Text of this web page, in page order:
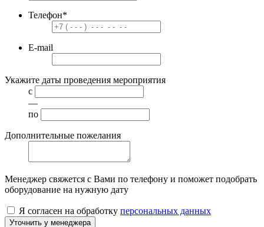
Телефон*
E-mail
Укажите даты проведения мероприятия
с
—
по
Дополнительные пожелания
Менеджер свяжется с Вами по телефону и поможет подобрать
оборудование на нужную дату
Я согласен на обработку персональных данных
Уточнить у менеджера